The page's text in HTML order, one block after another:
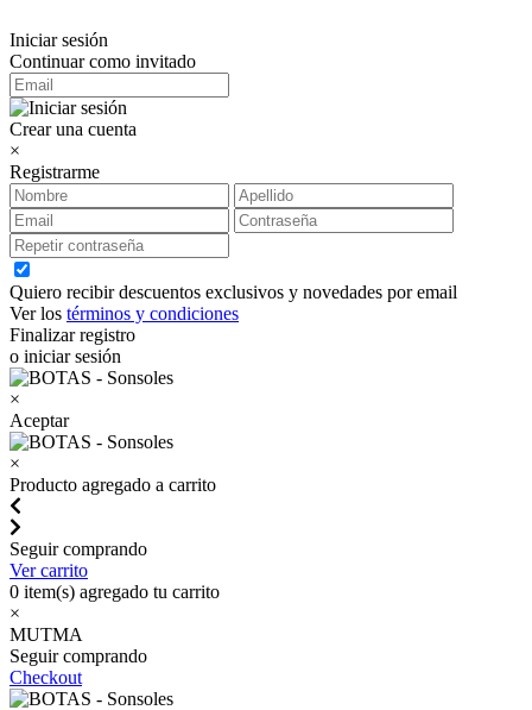
Iniciar sesión
Continuar como invitado
Crear una cuenta
×
Registrarme
Quiero recibir descuentos exclusivos y novedades por email
Ver los términos y condiciones
Finalizar registro
o iniciar sesión
×
Aceptar
×
Producto agregado a carrito
Seguir comprando
Ver carrito
0 item(s) agregado tu carrito
×
MUTMA
Seguir comprando
Checkout